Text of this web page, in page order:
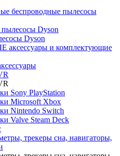
беспроводные пылесосы
Dyson
Dyson
и комплектующие
Sony PlayStation
Microsoft Xbox
Nintendo Switch
Valve Steam Deck
трекеры сна, навигаторы,